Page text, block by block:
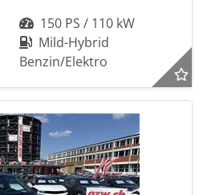
150 PS / 110 kW
Mild-Hybrid
Benzin/Elektro